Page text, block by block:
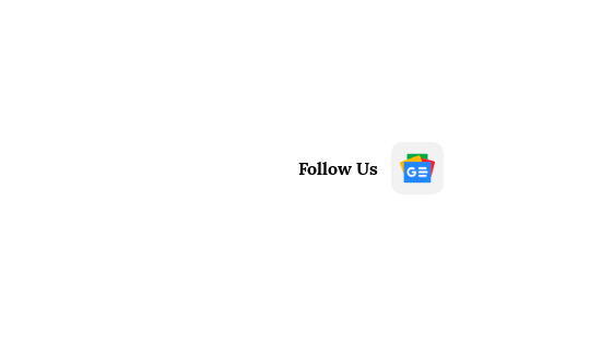
Follow Us